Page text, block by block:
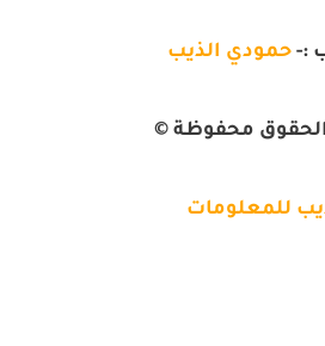
:-حمودي الذيب
محفوظة ©
للمعلومات